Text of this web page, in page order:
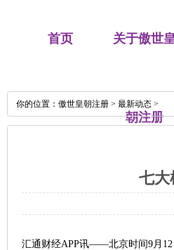
首页 关于傲世
朝注册
你的位置： 傲世皇朝注册 > 最新动态 >
七大
汇通财经APP讯——北京时间9月12